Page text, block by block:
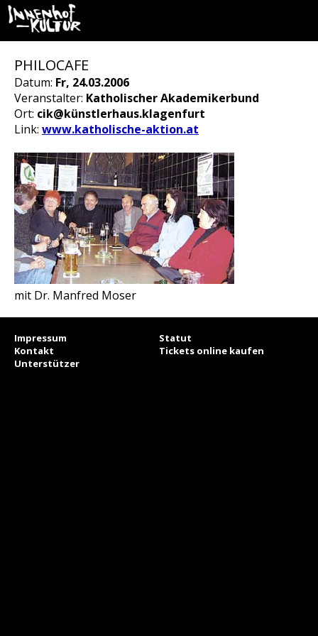
PHILOCAFE
Datum: Fr, 24.03.2006
Veranstalter: Katholischer Akademikerbund
Ort: cik@künstlerhaus.klagenfurt
Link: www.katholische-aktion.at
mit Dr. Manfred Moser
Impressum
Statut
Kontakt
Tickets online kaufen
Unterstützer